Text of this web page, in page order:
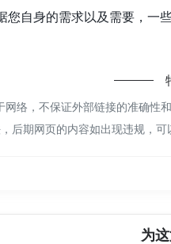
自身的需求以及需要，一
络，不保证外部链接的准确
后期网页的内容如出现违规，
为